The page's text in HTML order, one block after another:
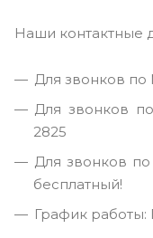
Наши контактные
Для звонков
Для звонков
2825
Для звонков
бесплатный!
График работы: